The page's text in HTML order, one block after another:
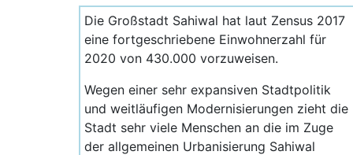
Die Großstadt Sahiwal hat laut Zensus 2017
eine fortgeschriebene Einwohnerzahl für
2020 von 430.000 vorzuweisen.
Wegen einer sehr expansiven Stadtpolitik
und weitläufigen Modernisierungen zieht die
Stadt sehr viele Menschen an die im Zuge
der allgemeinen Urbanisierung Sahiwal